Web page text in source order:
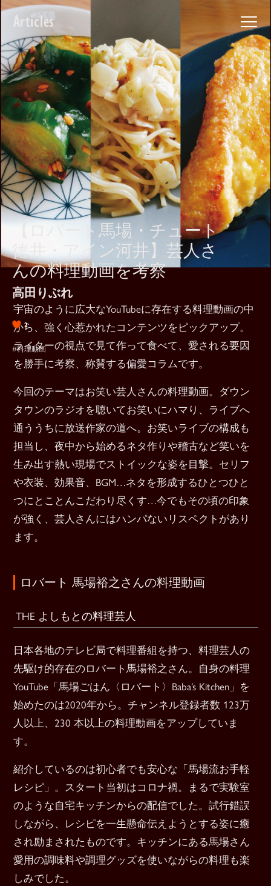
Articles
【ロバート馬場・チュート
徳井・アイン河井】芸人さ
んの料理動画を考察
高田りぶれ
2
#料理動画
宇宙のように広大なYouTubeに存在する料理動画の中
から、強く心惹かれたコンテンツをピックアップ。
ライターの視点で見て作って食べて、愛される要因
を勝手に考察、称賛する偏愛コラムです。
今回のテーマはお笑い芸人さんの料理動画。ダウン
タウンのラジオを聴いてお笑いにハマり、ライブへ
通ううちに放送作家の道へ。お笑いライブの構成も
担当し、夜中から始めるネタ作りや稽古など笑いを
生み出す熱い現場でストイックな姿を目撃。セリフ
や衣装、効果音、BGM…ネタを形成するひとつひと
つにとことんこだわり尽くす…今でもその頃の印象
が強く、芸人さんにはハンパないリスペクトがあり
ます。
ロバート 馬場裕之さんの料理動画
THE よしもとの料理芸人
日本各地のテレビ局で料理番組を持つ、料理芸人の
先駆け的存在のロバート馬場裕之さん。自身の料理
YouTube「馬場ごはん〈ロバート〉Baba’s Kitchen」を
始めたのは2020年から。チャンネル登録者数 123万
人以上、230 本以上の料理動画をアップしていま
す。
紹介しているのは初心者でも安心な「馬場流お手軽
レシピ」。スタート当初はコロナ禍。まるで実験室
のような自宅キッチンからの配信でした。試行錯誤
しながら、レシピを一生懸命伝えようとする姿に癒
され励まされたものです。キッチンにある馬場さん
愛用の調味料や調理グッズを使いながらの料理も楽
しみでした。